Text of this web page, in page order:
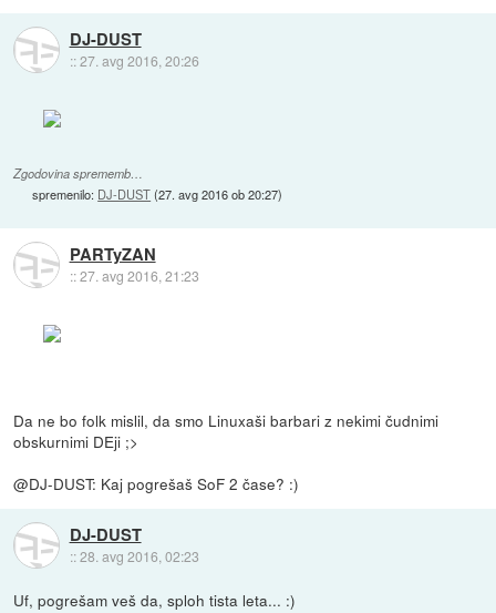
DJ-DUST
::27. avg 2016, 20:26
Zgodovina sprememb…
spremenilo: DJ-DUST(27. avg 2016 ob 20:27)
PARTyZAN
::27. avg 2016, 21:23
Da ne bo folk mislil, da smo Linuxaši barbari z nekimi čudnimi
obskurnimi DEji ;>
@DJ-DUST: Kaj pogrešaš SoF 2 čase? :)
DJ-DUST
::28. avg 2016, 02:23
Uf, pogrešam veš da, sploh tista leta... :)